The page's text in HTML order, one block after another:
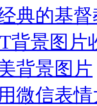
典的基
背景图片
背景图片
微信表